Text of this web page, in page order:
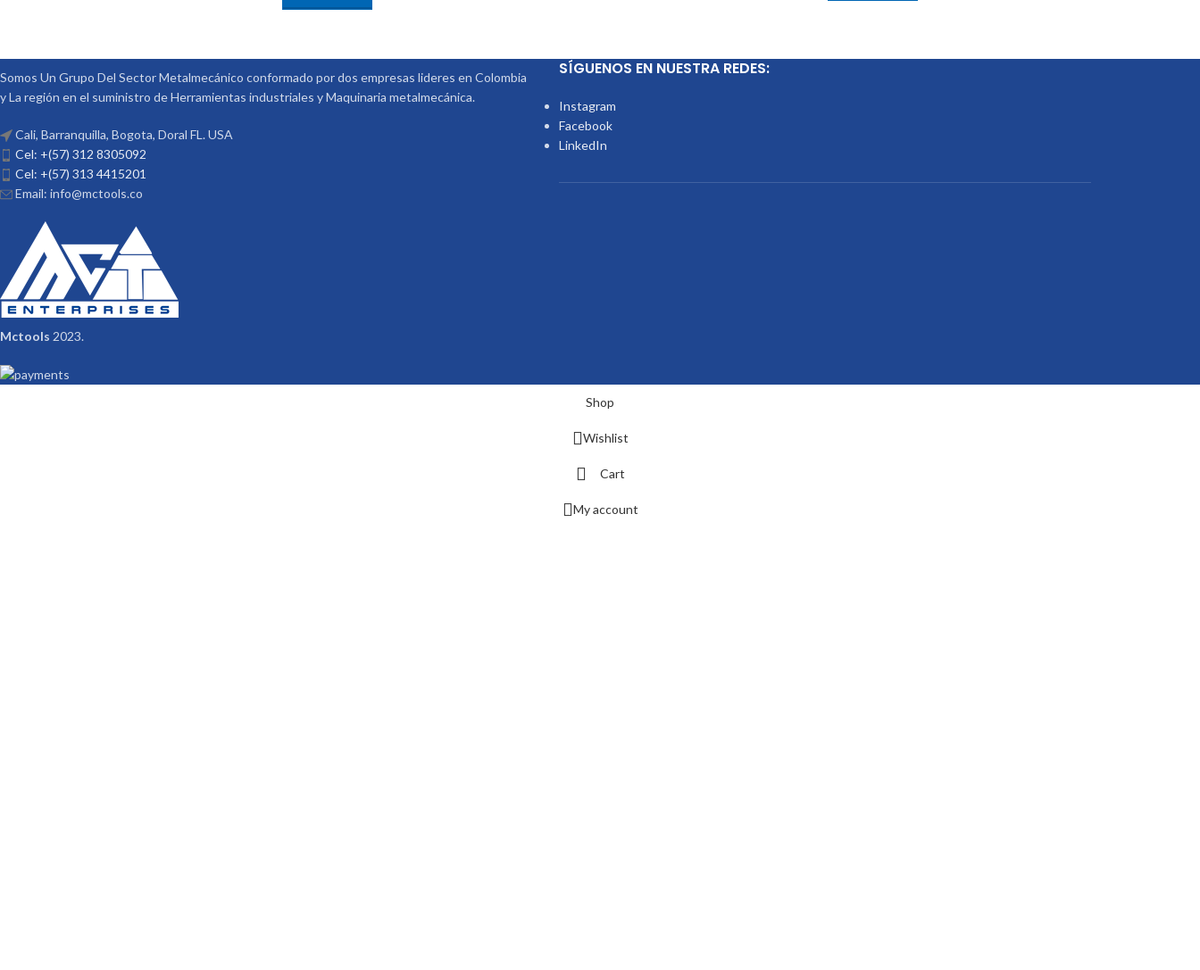
Somos Un Grupo Del Sector Metalmecánico conformado por dos empresas lideres en Colombia
y La región en el suministro de Herramientas industriales y Maquinaria metalmecánica.
Cali, Barranquilla, Bogota, Doral FL. USA
Cel: +(57) 312 8305092
Cel: +(57) 313 4415201
Email: info@mctools.co
SÍGUENOS EN NUESTRA REDES:
Instagram
Facebook
LinkedIn
Mctools 2023.
Shop
Wishlist
Cart
My account